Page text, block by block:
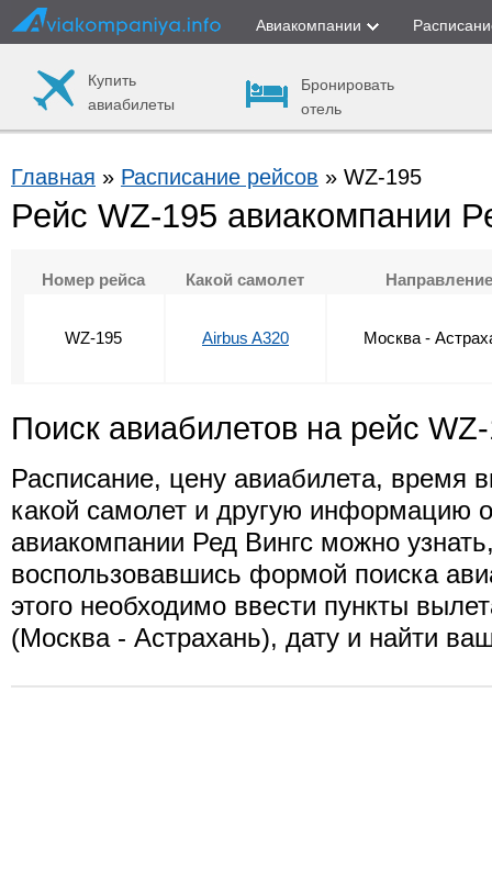
Авиакомпании
Купить
авиабилеты
Бронировать
отель
Главная » Расписание рейсов » WZ-195
Рейс WZ-195 авиакомпании
Номер рейса Какой самолет
WZ-195 Airbus A320 Москва -
Поиск авиабилетов на рейс
Расписание, цену авиабилета, время
какой самолет и другую информацию
авиакомпании Ред Вингс можно
воспользовавшись формой поиска
этого необходимо ввести пункты
(Москва - Астрахань), дату и найти